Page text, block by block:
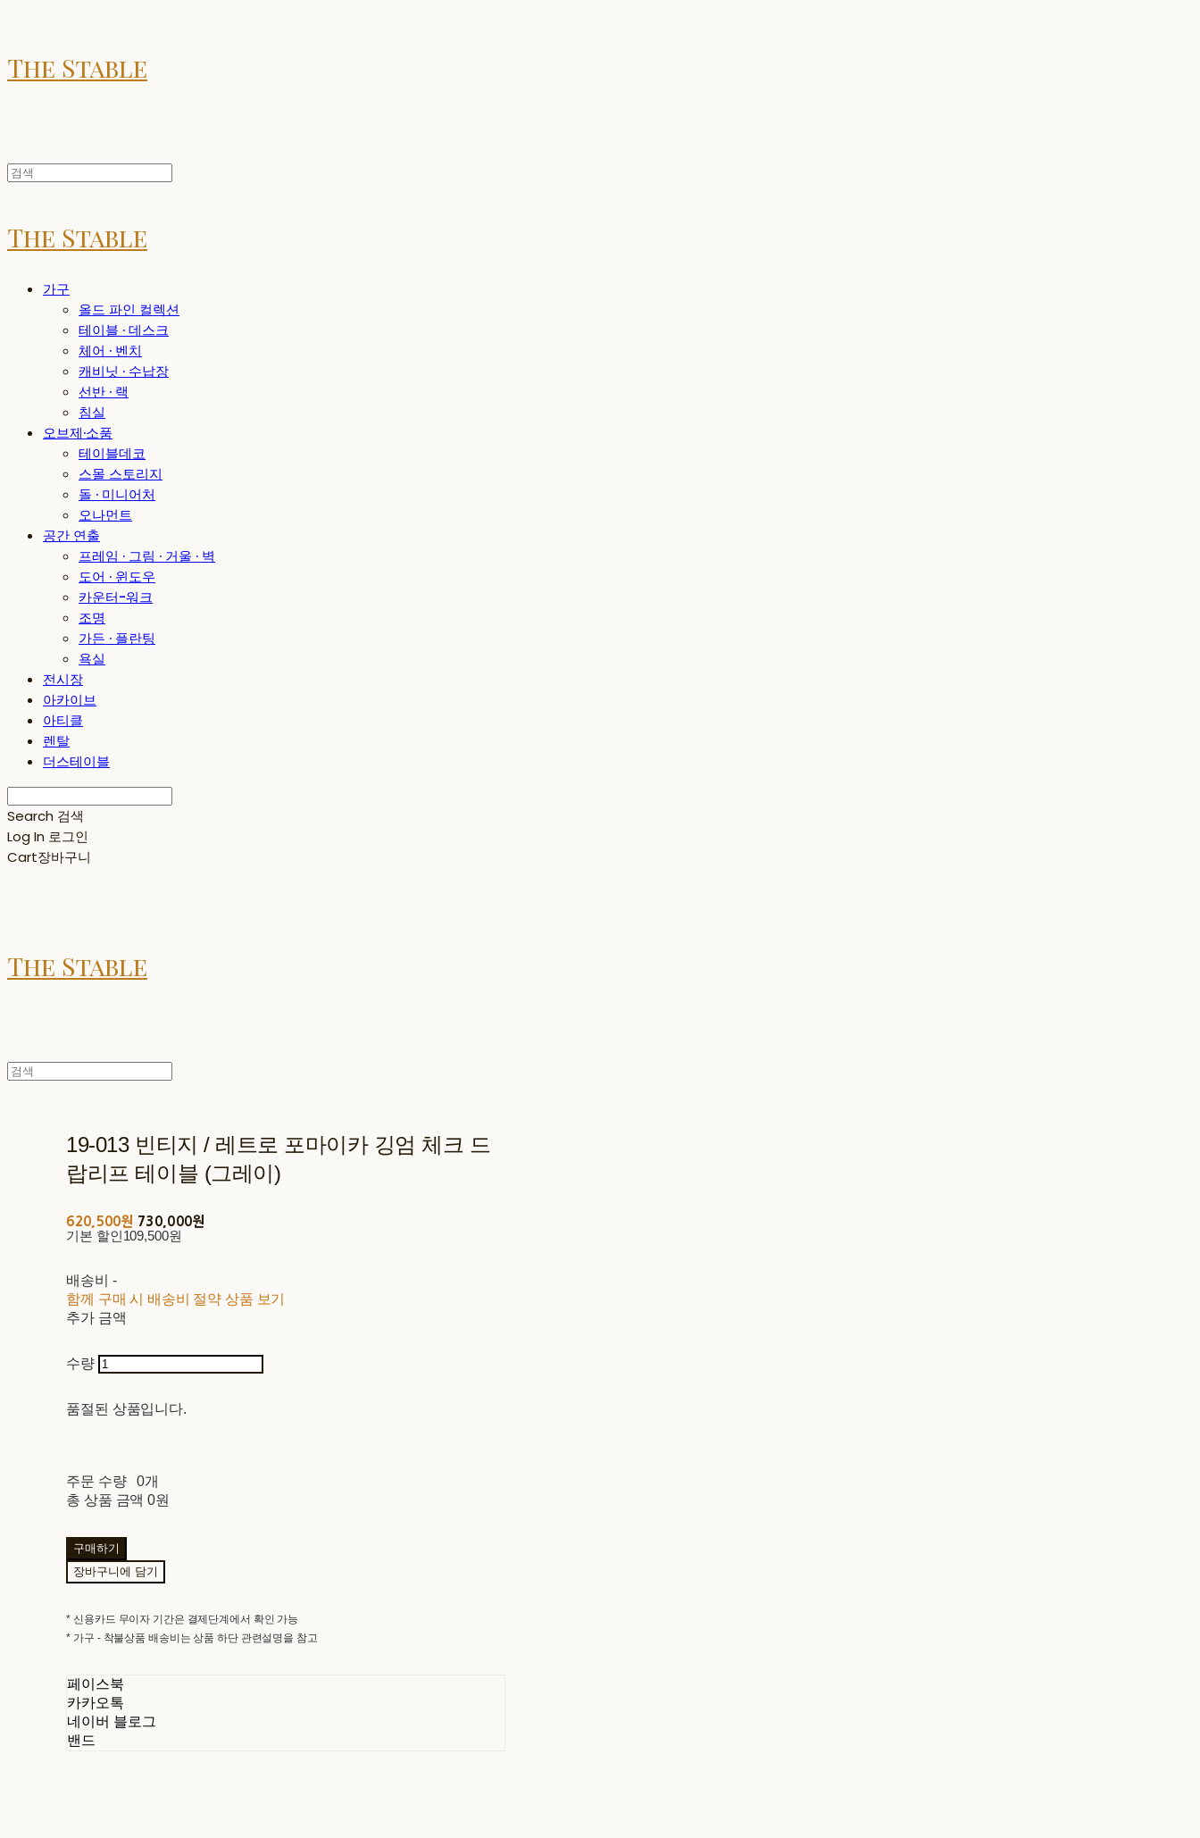
The Stable
The Stable
가구
올드 파인 컬렉션
테이블 · 데스크
체어 · 벤치
캐비닛 · 수납장
선반 · 랙
침실
오브제·소품
테이블데코
스몰 스토리지
돌 · 미니어처
오나먼트
공간 연출
프레임 · 그림 · 거울 · 벽
도어 · 윈도우
카운터-워크
조명
가든 · 플란팅
욕실
전시장
아카이브
아티클
렌탈
더스테이블
Search 검색
Log In 로그인
Cart장바구니
The Stable
19-013 빈티지 / 레트로 포마이카 깅엄 체크 드
랍리프 테이블 (그레이)
620,500원 730,000원
기본 할인109,500원
배송비 -
함께 구매 시 배송비 절약 상품 보기
추가 금액
수량
품절된 상품입니다.
주문 수량
0개
총 상품 금액 0원
구매하기
장바구니에 담기
* 신용카드 무이자 기간은 결제단계에서 확인 가능
* 가구 - 착불상품 배송비는 상품 하단 관련설명을 참고
페이스북
카카오톡
네이버 블로그
밴드